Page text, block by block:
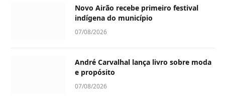
Novo Airão recebe primeiro festival
indígena do município
07/08/2026
André Carvalhal lança livro sobre moda
e propósito
07/08/2026